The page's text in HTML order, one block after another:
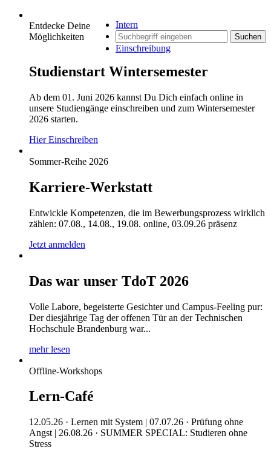
Intern
Suchen
Einschreibung
Entdecke Deine
Möglichkeiten
Studienstart Wintersemester
Ab dem 01. Juni 2026 kannst Du Dich einfach online in
unsere Studiengänge einschreiben und zum Wintersemester
2026 starten.
Hier Einschreiben
Sommer-Reihe 2026
Karriere-Werkstatt
Entwickle Kompetenzen, die im Bewerbungsprozess wirklich
zählen: 07.08., 14.08., 19.08. online, 03.09.26 präsenz
Jetzt anmelden
Das war unser TdoT 2026
Volle Labore, begeisterte Gesichter und Campus-Feeling pur:
Der diesjährige Tag der offenen Tür an der Technischen
Hochschule Brandenburg war...
mehr lesen
Offline-Workshops
Lern-Café
12.05.26 · Lernen mit System | 07.07.26 · Prüfung ohne
Angst | 26.08.26 · SUMMER SPECIAL: Studieren ohne
Stress